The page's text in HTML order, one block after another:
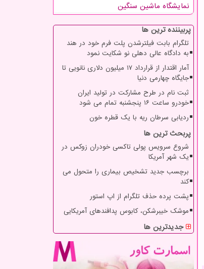
نمایشگاه ماشین سنگین
پربیننده ترین ها
تلگرام بابت فیلترشدن پلت فرم خود در هند
به دادگاه عالی دهلی نو شکایت نمود
آمار اقتدار از قرارداد ۱۷ میلیون دلاری نانویی تا
جایگاه چهارمی دنیا
ثبت نام در طرح مشارکت در تولید ایران
خودرو ساعت ۱۶ پنجشنبه تمام می شود
ردیابی سرطان ریه با یک قطره خون
پربحث ترین ها
شروع سرویس پولی تاکسی خودران زوکس در
یک شهر آمریکا
برچسب جدید تشخیص بیماری را متحول می
کند
پشت پرده حذف تلگرام از اپ استور
موشک خیبرشکن، کابوس پدافندهای آمریکایی
جدیدترین ها